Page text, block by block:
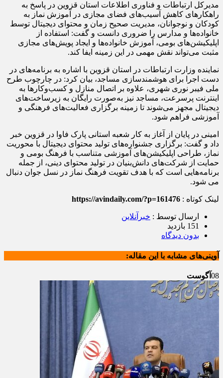
مدیرکل ارتباطات و فناوری اطلاعات استان قزوین در پاسخ به
راهکارهای کاهش آسیب‌های فضای مجازی در آموزش نماز به
کودکان و نوجوانان، مدیریت صحیح زمان و محتوای دیجیتال توسط
خانواده‌ها و مدارس را ضروری دانست و گفت: استفاده از
اپلیکیشن‌های بومی، آموزش خانواده‌ها و ایجاد پویش‌های مجازی
مثبت می‌تواند نقش مهمی در این زمینه ایفا کند.
نماینده وزارت ارتباطات در استان قزوین با اشاره به برنامه‌های در
دست اجرا برای هوشمندسازی مساجد، بیان کرد: در چارچوب طرح
ملی فیبر نوری شهری، علاوه بر اتصال منازل و کسب‌وکارها به
اینترنت پرسرعت، مساجد نیز به‌صورت رایگان به زیرساخت‌های
دیجیتال مجهز می‌شوند تا زمینه برگزاری فعالیت‌های فرهنگی و
آموزشی فراهم شود.
امینی در پایان از آغاز به کار شعبه استانی پارک فاوا در قزوین خبر
داد و گفت: برگزاری جشنواره‌های تولید محتوای دیجیتال با محوریت
نماز، طراحی اپلیکیشن‌های آموزشی متناسب با فرهنگ بومی و
حمایت از شرکت‌های دانش‌بنیان در تولید محتوای دینی، از جمله
برنامه‌هایی است که با هدف تقویت فرهنگ نماز در نسل جوان دنبال
می شود.
لینک کوتاه : https://avindaily.com/?p=161476
ارسال توسط : خبرآنلاین
151 بازدید
بدون دیدگاه
آوینی‌های مشابه با این مقاله:
08آگوست